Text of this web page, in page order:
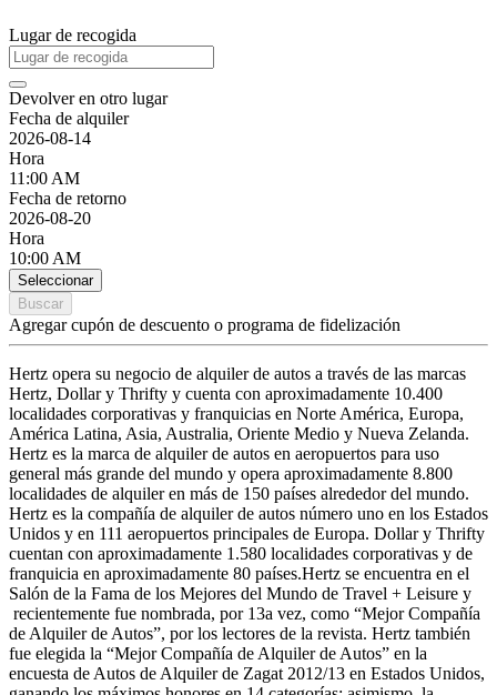
Lugar de recogida
Devolver en otro lugar
Fecha de alquiler
2026-08-14
Hora
11:00 AM
Fecha de retorno
2026-08-20
Hora
10:00 AM
Seleccionar
Buscar
Agregar cupón de descuento o programa de fidelización
Hertz opera su negocio de alquiler de autos a través de las marcas
Hertz, Dollar y Thrifty y cuenta con aproximadamente 10.400
localidades corporativas y franquicias en Norte América, Europa,
América Latina, Asia, Australia, Oriente Medio y Nueva Zelanda.
Hertz es la marca de alquiler de autos en aeropuertos para uso
general más grande del mundo y opera aproximadamente 8.800
localidades de alquiler en más de 150 países alrededor del mundo.
Hertz es la compañía de alquiler de autos número uno en los Estados
Unidos y en 111 aeropuertos principales de Europa. Dollar y Thrifty
cuentan con aproximadamente 1.580 localidades corporativas y de
franquicia en aproximadamente 80 países.Hertz se encuentra en el
Salón de la Fama de los Mejores del Mundo de Travel + Leisure y
recientemente fue nombrada, por 13a vez, como “Mejor Compañía
de Alquiler de Autos”, por los lectores de la revista. Hertz también
fue elegida la “Mejor Compañía de Alquiler de Autos” en la
encuesta de Autos de Alquiler de Zagat 2012/13 en Estados Unidos,